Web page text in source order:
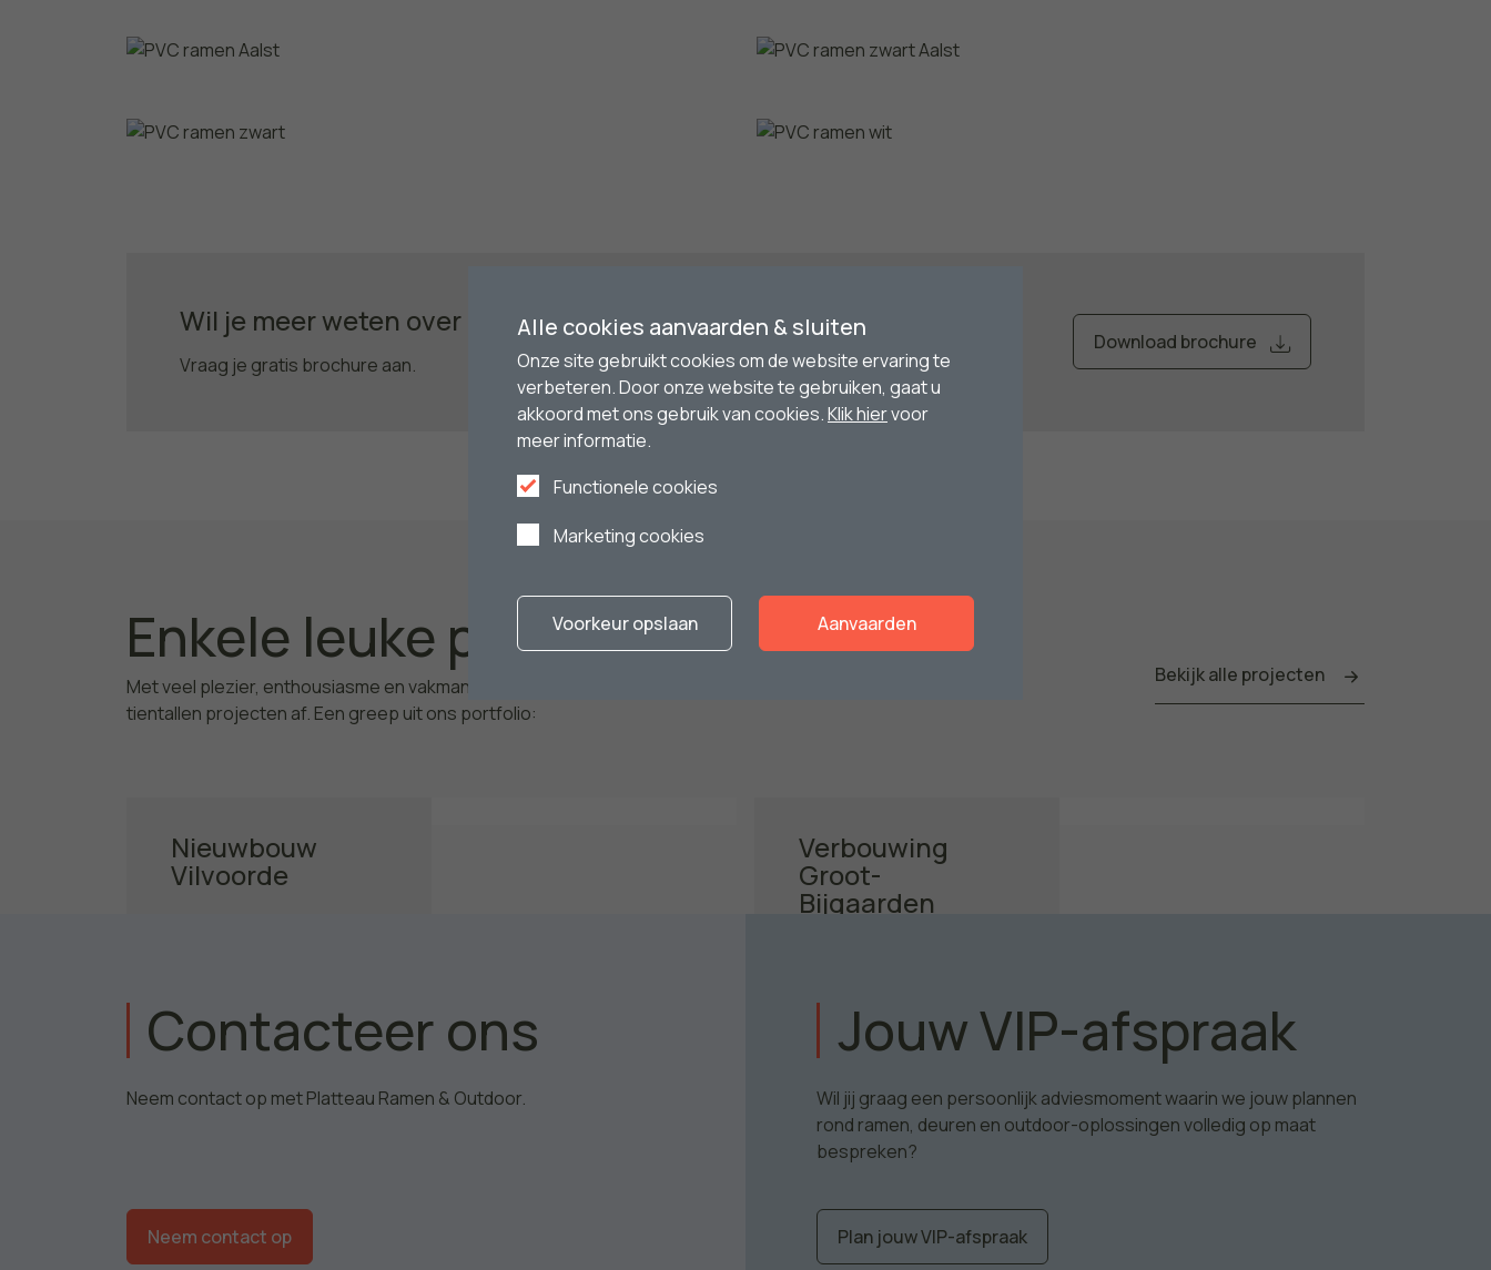
Download brochure
Wil je meer weten over onze producten?
Vraag je gratis brochure aan.
Enkele leuke projecten
Met veel plezier, enthousiasme en vakmanschap werkte Platteau Ramen al
tientallen projecten af. Een greep uit ons portfolio:
Bekijk alle projecten
Nieuwbouw
Vilvoorde
Verbouwing
Groot-
Bijgaarden
Ontdek het project
Contacteer ons
Neem contact op met Platteau Ramen & Outdoor.
Neem contact op
Jouw VIP-afspraak
Wil jij graag een persoonlijk adviesmoment waarin we jouw plannen
rond ramen, deuren en outdoor-oplossingen volledig op maat
bespreken?
Plan jouw VIP-afspraak
Alle cookies aanvaarden & sluiten
Onze site gebruikt cookies om de website ervaring te
verbeteren. Door onze website te gebruiken, gaat u
akkoord met ons gebruik van cookies.Klik hiervoor
meer informatie.
Functionele cookies
Marketing cookies
Voorkeur opslaan Aanvaarden